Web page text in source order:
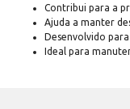
Contribui para a
Ajuda a manter
Desenvolvido
Ideal para